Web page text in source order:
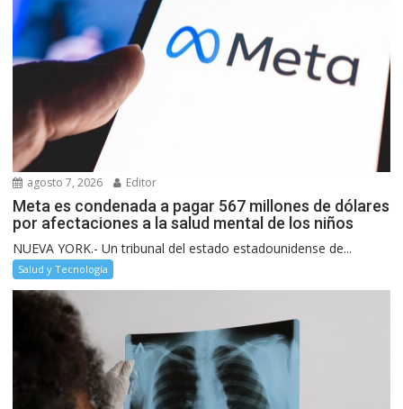
agosto 7, 2026 Editor
Meta es condenada a pagar 567 millones de dólares
por afectaciones a la salud mental de los niños
NUEVA YORK.- Un tribunal del estado estadounidense de...
Salud y Tecnología